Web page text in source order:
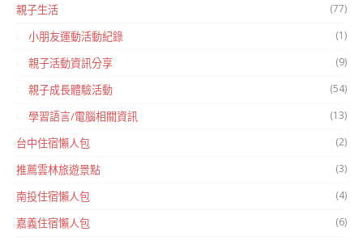
親子生活 (77)
小朋友運動活動紀錄 (1)
親子活動資訊分享 (9)
親子成長體驗活動 (54)
學習語言/電腦相關資訊 (13)
台中住宿懶人包 (2)
推薦雲林旅遊景點 (3)
南投住宿懶人包 (4)
嘉義住宿懶人包 (6)